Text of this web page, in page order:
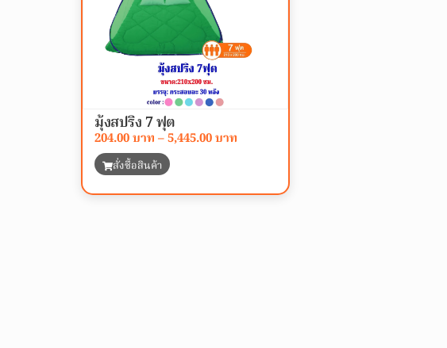
มุ้งสปริง 7 ฟุต
204.00 –5,445.00
สั่งซื้อสินค้า